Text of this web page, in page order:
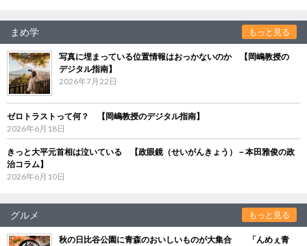
まめ学 もっと見る
写真に埋まっている位置情報はおっかないのか 【岡嶋教授の
デジタル指南】
2026年7月22日
ゼロトラストって何？ 【岡嶋教授のデジタル指南】
2026年6月18日
きっと大平元首相は泣いている 【政眼鏡（せいがんきょう）－本田雅俊の政
治コラム】
2026年6月10日
グルメ もっと見る
秋の日比谷公園に青森のおいしいものが大集合 「んめぇ青